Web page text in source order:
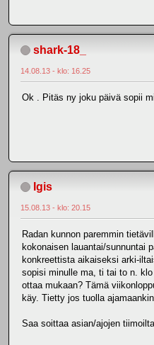
shark-18_
14.08.13 - klo: 16.25
Ok . Pitäs ny joku päivä sopii
Igis
15.08.13 - klo: 20.15
Radan kunnon paremmin
kokonaisen lauantai/sunnuntai
konkreettista aikaiseksi arki-
sopisi minulle ma, ti tai to n.
ottaa mukaan? Tämä
käy. Tietty jos tuolla
Saa soittaa asian/ajojen